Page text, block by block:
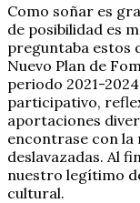
Como soñar es
de posibilidad es
preguntaba estos
Nuevo Plan de
periodo 2021-
participativo,
aportaciones
encontrase con la
deslavazadas. Al
nuestro legítimo
cultural.